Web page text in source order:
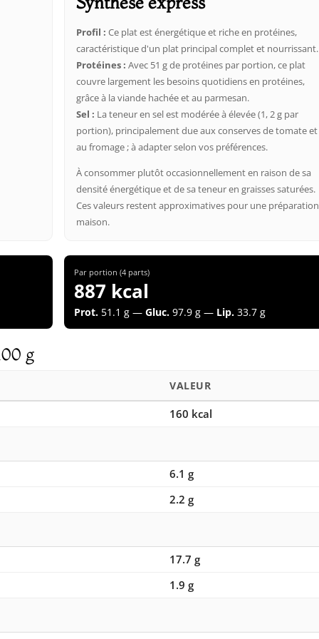
Profil : Ce plat est énergétique et riche en protéines,
caractéristique d'un plat principal complet et nourrissant.
Protéines : Avec 51 g de protéines par portion, ce plat
couvre largement les besoins quotidiens en protéines,
grâce à la viande hachée et au parmesan.
Sel : La teneur en sel est modérée à élevée (1, 2 g par
portion), principalement due aux conserves de tomate et
au fromage ; à adapter selon vos préférences.
À consommer plutôt occasionnellement en raison de sa
densité énergétique et de sa teneur en graisses saturées.
Ces valeurs restent approximatives pour une préparation
maison.
Par portion (4 parts)
887 kcal
Prot. 51.1 g —Gluc. 97.9 g — Lip. 33.7 g
g
VALEUR
160 kcal
6.1 g
2.2 g
17.7 g
1.9 g